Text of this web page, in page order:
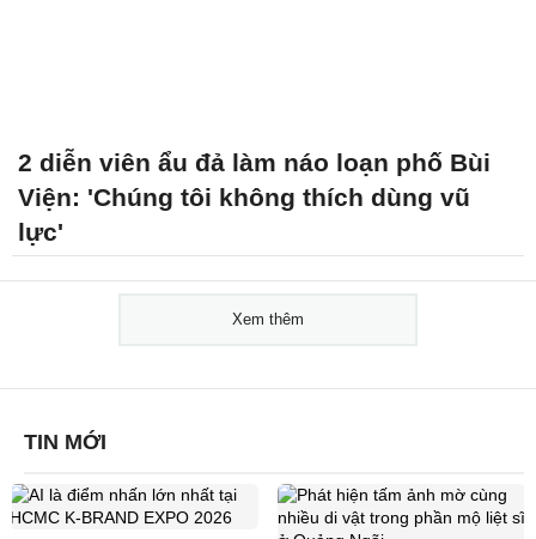
2 diễn viên ẩu đả làm náo loạn phố Bùi
Viện: 'Chúng tôi không thích dùng vũ
lực'
Xem thêm
TIN MỚI